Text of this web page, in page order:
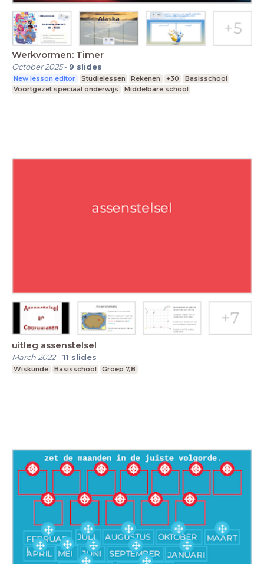
Werkvormen: Timer
October 2025- 9 slides
New lesson editor Studielessen Rekenen +30
Basisschool
Voortgezet speciaal onderwijs
Middelbare school
uitleg assenstelsel
March 2022- 11 slides
Wiskunde Basisschool Groep 7,8